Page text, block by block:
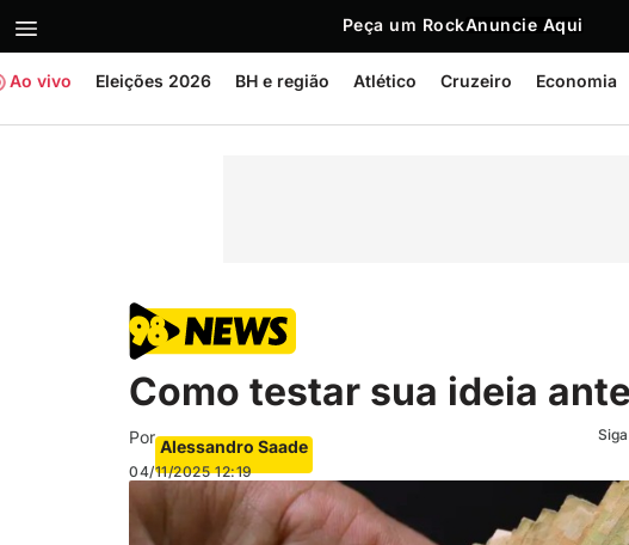
Peça um RockAnuncie Aqui
Ao vivo Eleições 2026 BH e região Atlético Cruzeiro Economia
Como testar sua ideia
Por Alessandro Saade
04/11/2025 12:19